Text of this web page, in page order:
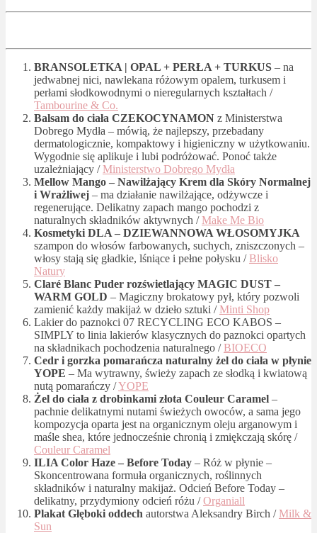
BRANSOLETKA | OPAL + PERŁA + TURKUS – na
jedwabnej nici, nawlekana różowym opalem, turkusem i
perłami słodkowodnymi o nieregularnych kształtach /
Tambourine & Co.
Balsam do ciała CZEKOCYNAMON z Ministerstwa
Dobrego Mydła – mówią, że najlepszy, przebadany
dermatologicznie, kompaktowy i higieniczny w użytkowaniu.
Wygodnie się aplikuje i lubi podróżować. Ponoć także
uzależniający /Ministerstwo Dobrego Mydła
Mellow Mango – Nawilżający Krem dla Skóry Normalnej
i Wrażliwej – ma działanie nawilżające, odżywcze i
regenerujące. Delikatny zapach mango pochodzi z
naturalnych składników aktywnych /Make Me Bio
Kosmetyki DLA – DZIEWANNOWA WŁOSOMYJKA
szampon do włosów farbowanych, suchych, zniszczonych –
włosy stają się gładkie, lśniące i pełne połysku /Blisko
Natury
Claré Blanc Puder rozświetlający MAGIC DUST –
WARM GOLD – Magiczny brokatowy pył, który pozwoli
zamienić każdy makijaż w dzieło sztuki /Minti Shop
Lakier do paznokci 07 RECYCLING ECO KABOS –
SIMPLY to linia lakierów klasycznych do paznokci opartych
na składnikach pochodzenia naturalnego /BIOECO
Cedr i gorzka pomarańcza naturalny żel do ciała w płynie
YOPE – Ma wytrawny, świeży zapach ze słodką i kwiatową
nutą pomarańczy /YOPE
Żel do ciała z drobinkami złota Couleur Caramel –
pachnie delikatnymi nutami świeżych owoców, a sama jego
kompozycja oparta jest na organicznym oleju arganowym i
maśle shea, które jednocześnie chronią i zmiękczają skórę /
Couleur Caramel
ILIA Color Haze – Before Today – Róż w płynie –
Skoncentrowana formuła organicznych, roślinnych
składników i naturalny makijaż. Odcień Before Today –
delikatny, przydymiony odcień różu /Organiall
Plakat Głęboki oddech autorstwa Aleksandry Birch /Milk &
Sun